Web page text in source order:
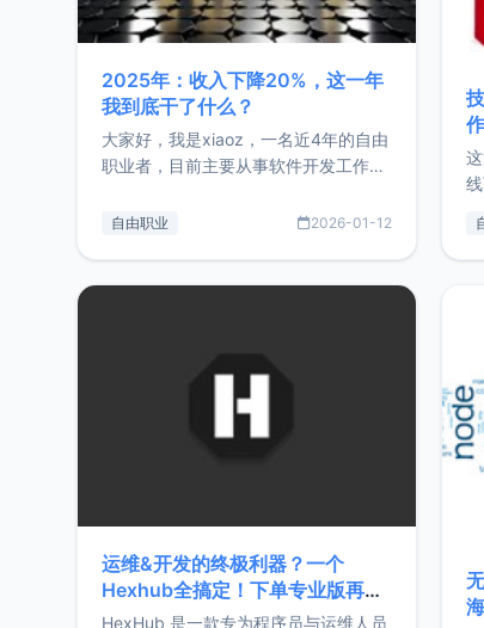
2025年：收入下降20%，这一年
我到底干了什么？
大家好，我是xiaoz，一名近4年的自由
职业者，目前主要从事软件开发工作。
的总结，内容主要包括：工作、学习、
自由职业 2026-01-12
运维&开发的终极利器？一个
Hexhub全搞定！下单专业版再赠
Zdir/OneNav授权
HexHub 是一款专为程序员与运维人员